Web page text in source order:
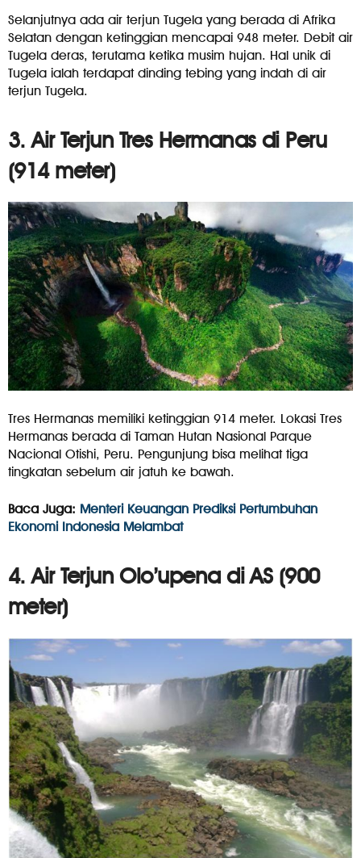
Selanjutnya ada air terjun Tugela yang berada di Afrika
Selatan dengan ketinggian mencapai 948 meter. Debit air
Tugela deras, terutama ketika musim hujan. Hal unik di
Tugela ialah terdapat dinding tebing yang indah di air
terjun Tugela.
3. Air Terjun Tres Hermanas di Peru
(914 meter)
Tres Hermanas memiliki ketinggian 914 meter. Lokasi Tres
Hermanas berada di Taman Hutan Nasional Parque
Nacional Otishi, Peru. Pengunjung bisa melihat tiga
tingkatan sebelum air jatuh ke bawah.
Baca Juga: Menteri Keuangan Prediksi Pertumbuhan
Ekonomi Indonesia Melambat
4. Air Terjun Olo’upena di AS (900
meter)